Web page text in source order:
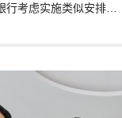
行考虑实施类似安排…